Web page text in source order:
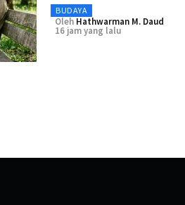
BUDAYA
Oleh Hathwarman M. Daud
16 jam yang lalu